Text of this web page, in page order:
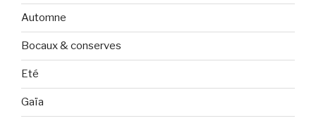
Automne
Bocaux & conserves
Eté
Gaïa